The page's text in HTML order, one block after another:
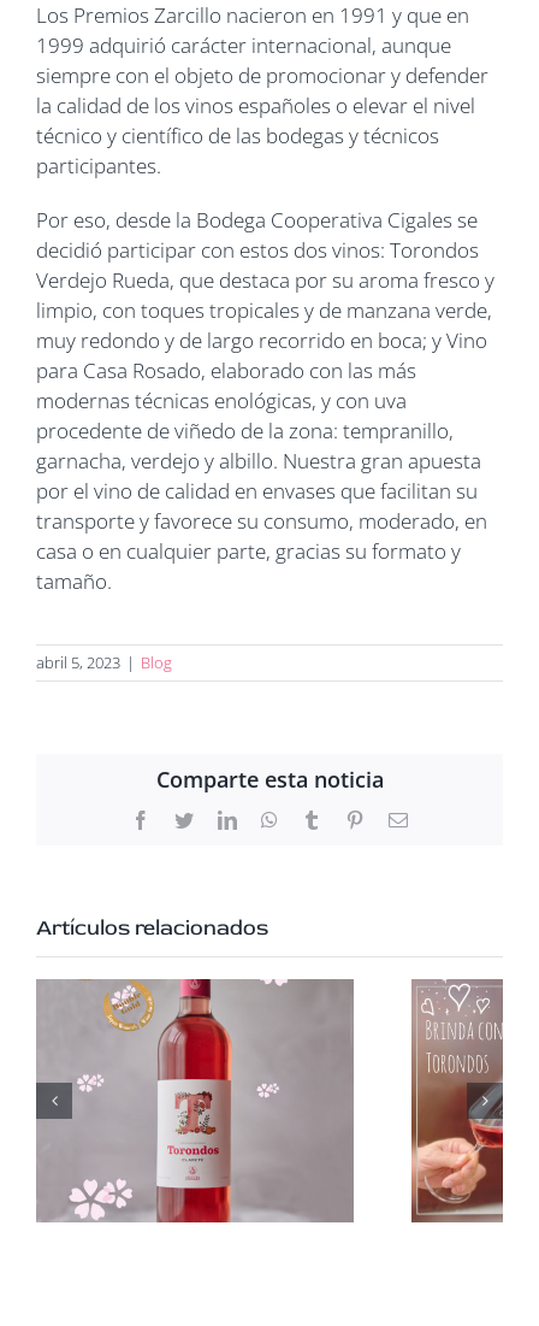
Los Premios Zarcillo nacieron en 1991 y que en
1999 adquirió carácter internacional, aunque
siempre con el objeto de promocionar y defender
la calidad de los vinos españoles o elevar el nivel
técnico y científico de las bodegas y técnicos
participantes.
Por eso, desde la Bodega Cooperativa Cigales se
decidió participar con estos dos vinos: Torondos
Verdejo Rueda, que destaca por su aroma fresco y
limpio, con toques tropicales y de manzana verde,
muy redondo y de largo recorrido en boca; y Vino
para Casa Rosado, elaborado con las más
modernas técnicas enológicas, y con uva
procedente de viñedo de la zona: tempranillo,
garnacha, verdejo y albillo. Nuestra gran apuesta
por el vino de calidad en envases que facilitan su
transporte y favorece su consumo, moderado, en
casa o en cualquier parte, gracias su formato y
tamaño.
abril 5, 2023 | Blog
Comparte esta noticia
Facebook
TwitterLinkedInWhatsApp
Tumblr PinterestCorreo
Artículos relacionados
¡Brinda con Torondos!